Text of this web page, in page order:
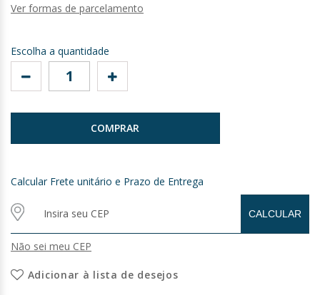
de
Ver formas de parcelamento
Escolha a quantidade
COMPRAR
Calcular Frete unitário e Prazo de Entrega
Não sei meu CEP
Adicionar à lista de desejos